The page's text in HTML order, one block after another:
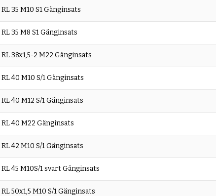
RL 35 M10 S1 Gänginsats
RL 35 M8 S1 Gänginsats
RL 38x1,5-2 M22 Gänginsats
RL 40 M10 S/1 Gänginsats
RL 40 M12 S/1 Gänginsats
RL 40 M22 Gänginsats
RL 42 M10 S/1 Gänginsats
RL 45 M10S/1 svart Gänginsats
RL 50x1,5 M10 S/1 Gänginsats